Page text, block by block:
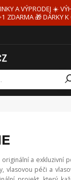
A VÝPRODEJ ☀️
ZDARMA 🎁 DÁRKY K
a exkluzivní
vlasovou péči a